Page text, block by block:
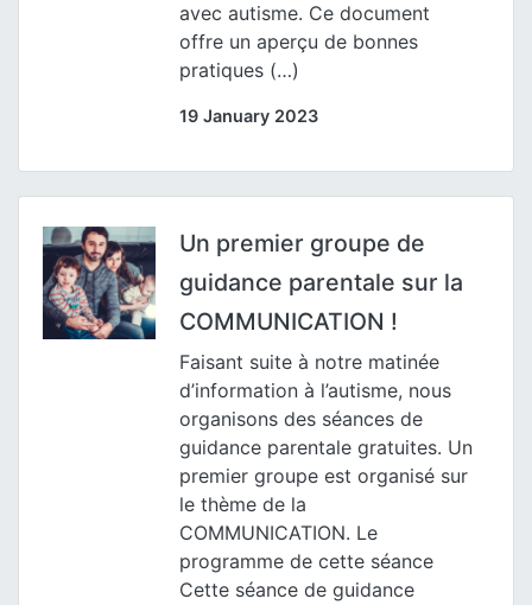
avec autisme. Ce document
offre un aperçu de bonnes
pratiques (…)
19 January 2023
Un premier groupe de
guidance parentale sur la
COMMUNICATION !
Faisant suite à notre matinée
d’information à l’autisme, nous
organisons des séances de
guidance parentale gratuites. Un
premier groupe est organisé sur
le thème de la
COMMUNICATION. Le
programme de cette séance
Cette séance de guidance